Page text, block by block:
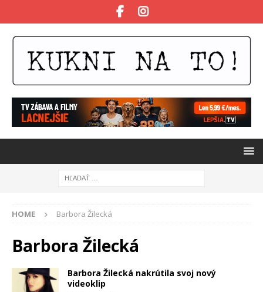
HOME Barbora Žilecká
Barbora Žilecká
Barbora Žilecká nakrútila svoj nový
videoklip